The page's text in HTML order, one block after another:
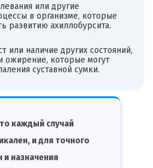
или другие
в организме, которые
развитию ахиллобурсита.
или наличие других состояний,
ожирение, которые могут
суставной сумки.
каждый случай
и для точного
и назначения